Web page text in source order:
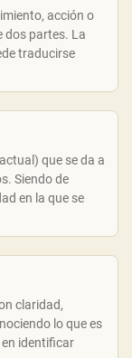
acción o
dos partes. La
traducirse
que se da a
Siendo de
en la que se
claridad,
lo que es
identificar